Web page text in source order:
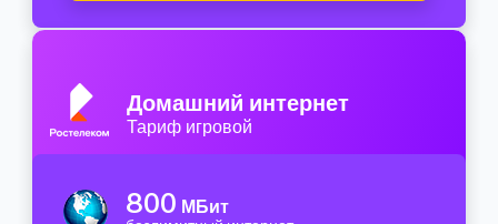
Домашний интернет
Тариф игровой
800 МБит